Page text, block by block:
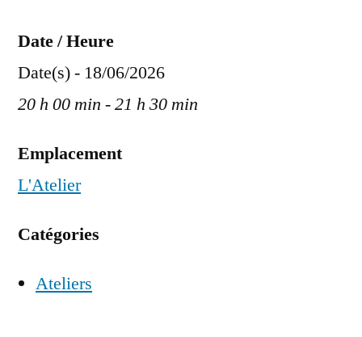
Date / Heure
Date(s) - 18/06/2026
20 h 00 min - 21 h 30 min
Emplacement
L'Atelier
Catégories
Ateliers